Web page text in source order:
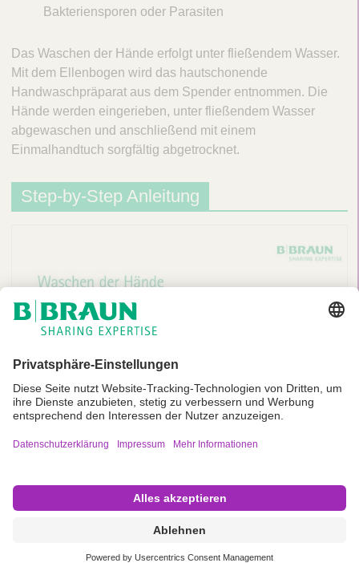
n
d
e
Bakteriensporen oder Parasiten
Das Waschen der Hände erfolgt unter fließendem Wasser.
Mit dem Ellenbogen wird das hautschonende
Handwaschpräparat aus dem Spender entnommen. Die
Hände werden eingerieben, unter fließendem Wasser
abgewaschen und anschließend mit einem
Einmalhandtuch sorgfältig abgetrocknet.
Step-by-Step Anleitung